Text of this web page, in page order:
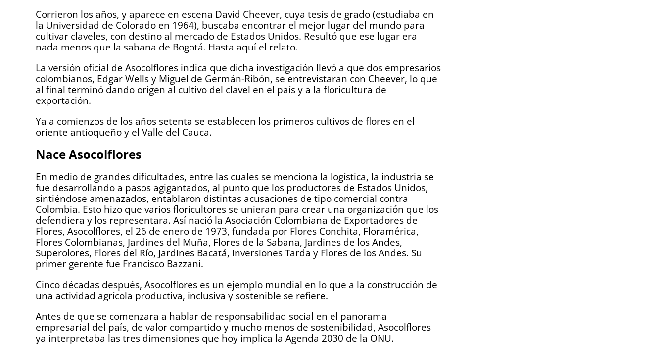
Corrieron los años, y aparece en escena David Cheever, cuya tesis de grado (estudiaba en
la Universidad de Colorado en 1964), buscaba encontrar el mejor lugar del mundo para
cultivar claveles, con destino al mercado de Estados Unidos. Resultó que ese lugar era
nada menos que la sabana de Bogotá. Hasta aquí el relato.
La versión oficial de Asocolflores indica que dicha investigación llevó a que dos empresarios
colombianos, Edgar Wells y Miguel de Germán-Ribón, se entrevistaran con Cheever, lo que
al final terminó dando origen al cultivo del clavel en el país y a la floricultura de
exportación.
Ya a comienzos de los años setenta se establecen los primeros cultivos de flores en el
oriente antioqueño y el Valle del Cauca.
Nace Asocolflores
En medio de grandes dificultades, entre las cuales se menciona la logística, la industria se
fue desarrollando a pasos agigantados, al punto que los productores de Estados Unidos,
sintiéndose amenazados, entablaron distintas acusaciones de tipo comercial contra
Colombia. Esto hizo que varios floricultores se unieran para crear una organización que los
defendiera y los representara. Así nació la Asociación Colombiana de Exportadores de
Flores, Asocolflores, el 26 de enero de 1973, fundada por Flores Conchita, Floramérica,
Flores Colombianas, Jardines del Muña, Flores de la Sabana, Jardines de los Andes,
Superolores, Flores del Río, Jardines Bacatá, Inversiones Tarda y Flores de los Andes. Su
primer gerente fue Francisco Bazzani.
Cinco décadas después, Asocolflores es un ejemplo mundial en lo que a la construcción de
una actividad agrícola productiva, inclusiva y sostenible se refiere.
Antes de que se comenzara a hablar de responsabilidad social en el panorama
empresarial del país, de valor compartido y mucho menos de sostenibilidad, Asocolflores
ya interpretaba las tres dimensiones que hoy implica la Agenda 2030 de la ONU.